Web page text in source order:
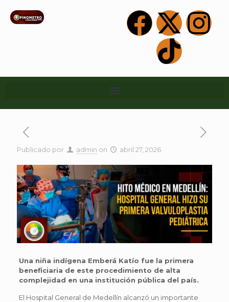
Publicado por admin on abril 27, 2026
Una niña indígena Emberá Katío fue la primera
beneficiaria de este procedimiento de alta
complejidad en una institución pública del país.
El Hospital General de Medellín alcanzó un importante